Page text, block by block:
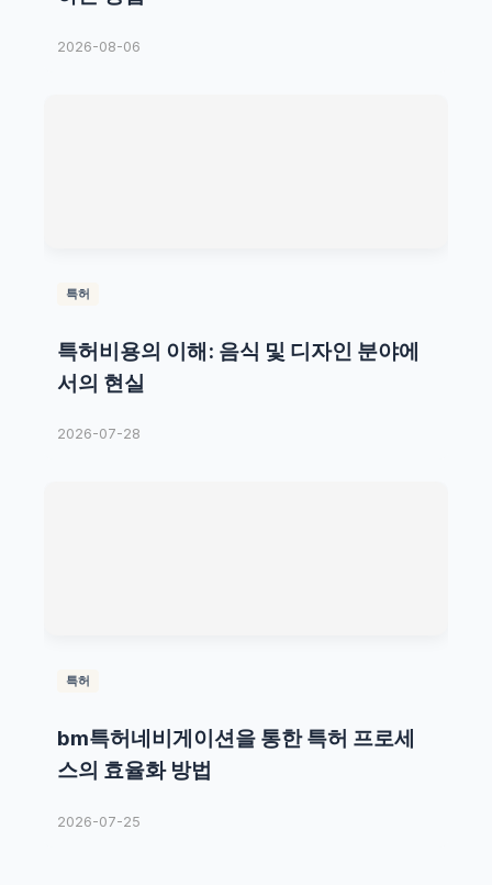
2026-08-06
특허
특허비용의 이해: 음식 및 디자인 분야에
서의 현실
2026-07-28
특허
bm특허네비게이션을 통한 특허 프로세
스의 효율화 방법
2026-07-25